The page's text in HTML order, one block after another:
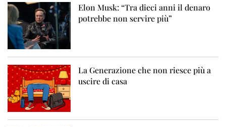
Elon Musk: “Tra dieci anni il denaro
potrebbe non servire più”
La Generazione che non riesce più a
uscire di casa